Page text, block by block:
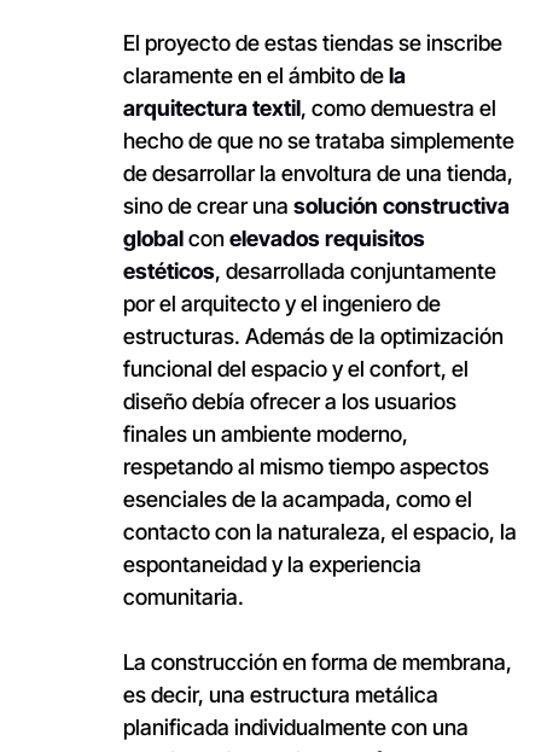
El proyecto de estas tiendas se inscribe
claramente en el ámbito de la
arquitectura textil, como demuestra el
hecho de que no se trataba simplemente
de desarrollar la envoltura de una tienda,
sino de crear una solución constructiva
globalconelevados requisitos
estéticos, desarrollada conjuntamente
por el arquitecto y el ingeniero de
estructuras. Además de la optimización
funcional del espacio y el confort, el
diseño debía ofrecer a los usuarios
finales un ambiente moderno,
respetando al mismo tiempo aspectos
esenciales de la acampada, como el
contacto con la naturaleza, el espacio, la
espontaneidad y la experiencia
comunitaria.
La construcción en forma de membrana,
es decir, una estructura metálica
planificada individualmente con una